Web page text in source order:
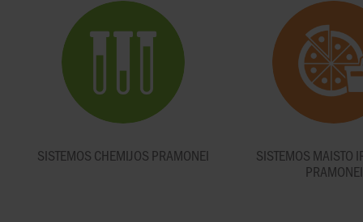
SISTEMOS CHEMIJOS PRAMONEI
SISTEMOS MAISTO
PRAMONEI